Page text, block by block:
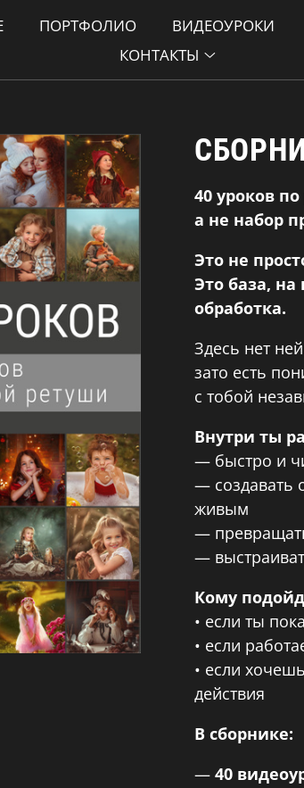
ПОРТФОЛИО ВИДЕОУРОКИ
КОНТАКТЫ
40 уроков
а не набор
Это не
Это база, на
обработка.
Здесь нет
зато есть
с тобой
Внутри ты
— быстро и
— создавать
живым
—
—
Кому
• если ты
• если
• если
действия
В сборнике:
40